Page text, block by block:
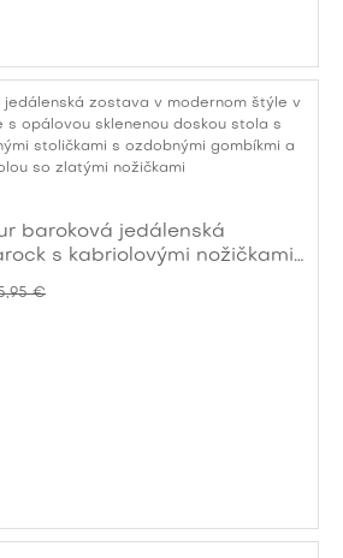
baroková jedálenská
s kabriolovými nožičkami
€